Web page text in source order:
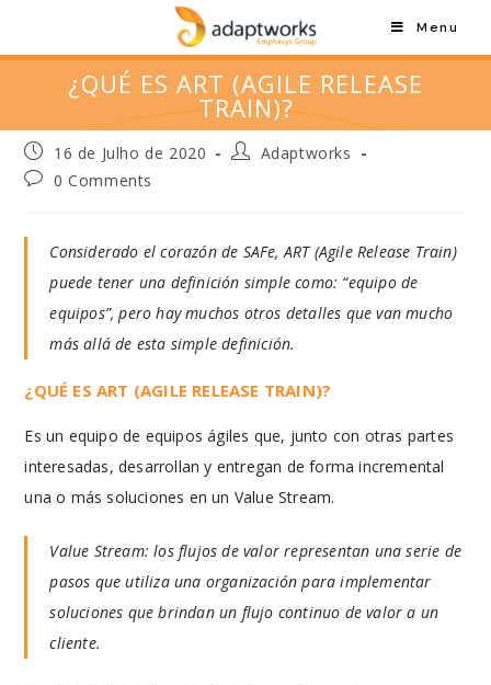
Menu
¿QUÉ ES ART (AGILE RELEASE
TRAIN)?
16 de Julho de 2020
Adaptworks
0 Comments
Considerado el corazón de SAFe, ART (Agile Release Train)
puede tener una definición simple como: “equipo de
equipos”, pero hay muchos otros detalles que van mucho
más allá de esta simple definición.
¿QUÉ ES ART (AGILE RELEASE TRAIN)?
Es un equipo de equipos ágiles que, junto con otras partes
interesadas, desarrollan y entregan de forma incremental
una o más soluciones en un Value Stream.
Value Stream: los flujos de valor representan una serie de
pasos que utiliza una organización para implementar
soluciones que brindan un flujo continuo de valor a un
cliente.